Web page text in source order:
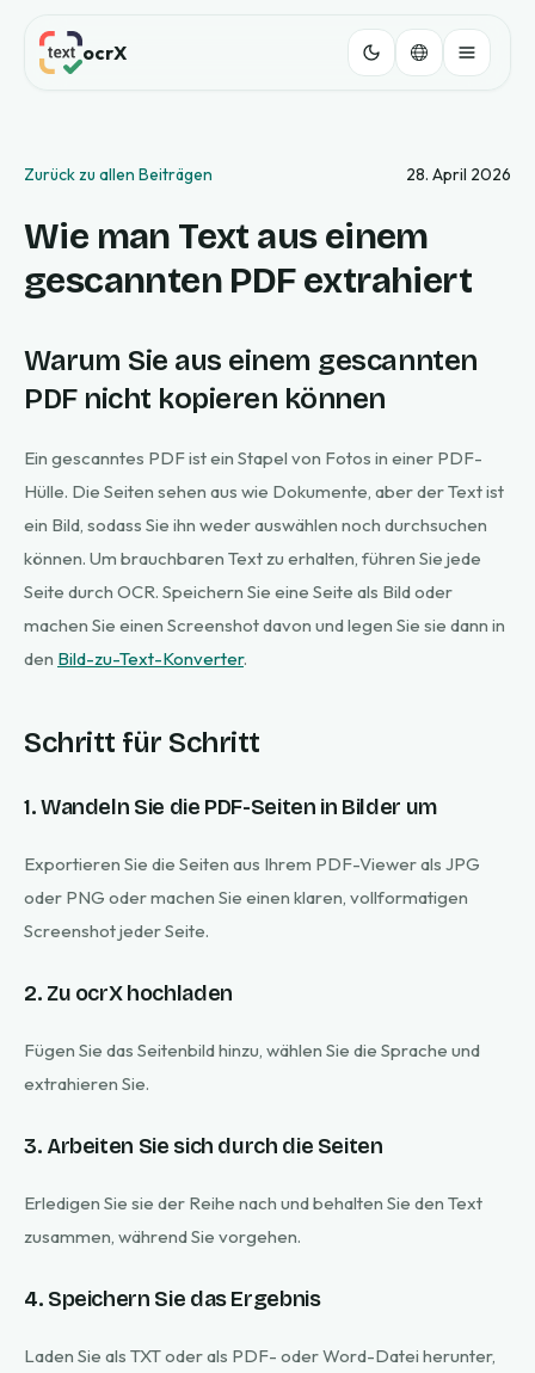
ocrX
Zurück zu allen Beiträgen 28. April 2026
Wie man Text aus einem
gescannten PDF extrahiert
Warum Sie aus einem gescannten
PDF nicht kopieren können
Ein gescanntes PDF ist ein Stapel von Fotos in einer PDF-
Hülle. Die Seiten sehen aus wie Dokumente, aber der Text ist
ein Bild, sodass Sie ihn weder auswählen noch durchsuchen
können. Um brauchbaren Text zu erhalten, führen Sie jede
Seite durch OCR. Speichern Sie eine Seite als Bild oder
machen Sie einen Screenshot davon und legen Sie sie dann in
den Bild-zu-Text-Konverter.
Schritt für Schritt
1. Wandeln Sie die PDF-Seiten in Bilder um
Exportieren Sie die Seiten aus Ihrem PDF-Viewer als JPG
oder PNG oder machen Sie einen klaren, vollformatigen
Screenshot jeder Seite.
2. Zu ocrX hochladen
Fügen Sie das Seitenbild hinzu, wählen Sie die Sprache und
extrahieren Sie.
3. Arbeiten Sie sich durch die Seiten
Erledigen Sie sie der Reihe nach und behalten Sie den Text
zusammen, während Sie vorgehen.
4. Speichern Sie das Ergebnis
Laden Sie als TXT oder als PDF- oder Word-Datei herunter,